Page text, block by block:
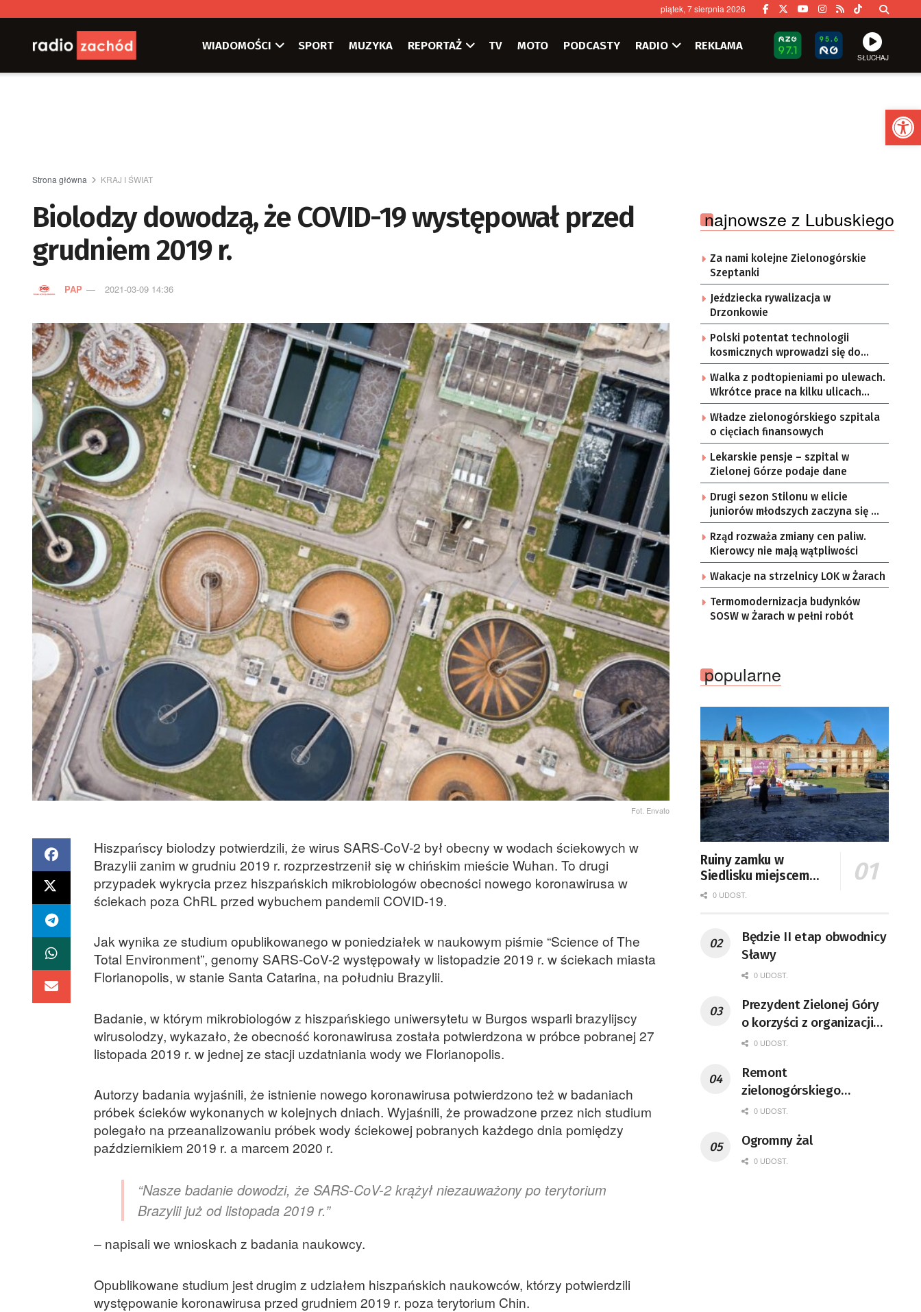
piątek, 7 sierpnia 2026
WIADOMOŚCI SPORT MUZYKA REPORTAŻ TV MOTO PODCASTY RADIO REKLAMA
SŁUCHAJ
Strona główna KRAJ I ŚWIAT
Biolodzy dowodzą, że COVID-19 występował przed
grudniem 2019 r.
PAP 2021-03-09 14:36
Fot. Envato
Hiszpańscy biolodzy potwierdzili, że wirus SARS-CoV-2 był obecny w wodach ściekowych w
Brazylii zanim w grudniu 2019 r. rozprzestrzenił się w chińskim mieście Wuhan. To drugi
przypadek wykrycia przez hiszpańskich mikrobiologów obecności nowego koronawirusa w
ściekach poza ChRL przed wybuchem pandemii COVID-19.
Jak wynika ze studium opublikowanego w poniedziałek w naukowym piśmie “Science of The
Total Environment”, genomy SARS-CoV-2 występowały w listopadzie 2019 r. w ściekach miasta
Florianopolis, w stanie Santa Catarina, na południu Brazylii.
Badanie, w którym mikrobiologów z hiszpańskiego uniwersytetu w Burgos wsparli brazylijscy
wirusolodzy, wykazało, że obecność koronawirusa została potwierdzona w próbce pobranej 27
listopada 2019 r. w jednej ze stacji uzdatniania wody we Florianopolis.
Autorzy badania wyjaśnili, że istnienie nowego koronawirusa potwierdzono też w badaniach
próbek ścieków wykonanych w kolejnych dniach. Wyjaśnili, że prowadzone przez nich studium
polegało na przeanalizowaniu próbek wody ściekowej pobranych każdego dnia pomiędzy
październikiem 2019 r. a marcem 2020 r.
“Nasze badanie dowodzi, że SARS-CoV-2 krążył niezauważony po terytorium
Brazylii już od listopada 2019 r.”
– napisali we wnioskach z badania naukowcy.
Opublikowane studium jest drugim z udziałem hiszpańskich naukowców, którzy potwierdzili
występowanie koronawirusa przed grudniem 2019 r. poza terytorium Chin.
najnowsze z Lubuskiego
Za nami kolejne Zielonogórskie
Szeptanki
Jeździecka rywalizacja w
Drzonkowie
Polski potentat technologii
kosmicznych wprowadzi się do
Zielonej Góry
Walka z podtopieniami po ulewach.
Wkrótce prace na kilku ulicach
Gorzowa
Władze zielonogórskiego szpitala
o cięciach finansowych
Lekarskie pensje – szpital w
Zielonej Górze podaje dane
Drugi sezon Stilonu w elicie
juniorów młodszych zaczyna się w
sobotę
Rząd rozważa zmiany cen paliw.
Kierowcy nie mają wątpliwości
Wakacje na strzelnicy LOK w Żarach
Termomodernizacja budynków
SOSW w Żarach w pełni robót
popularne
Ruiny zamku w
Siedlisku miejscem
święta plonów
0 UDOST.
Będzie II etap obwodnicy
Sławy
0 UDOST.
Prezydent Zielonej Góry
o korzyści z organizacji
mety Tour de Pologne
0 UDOST.
Remont
zielonogórskiego
deptaka zgodnie z
0 UDOST.
Ogromny żal
0 UDOST.